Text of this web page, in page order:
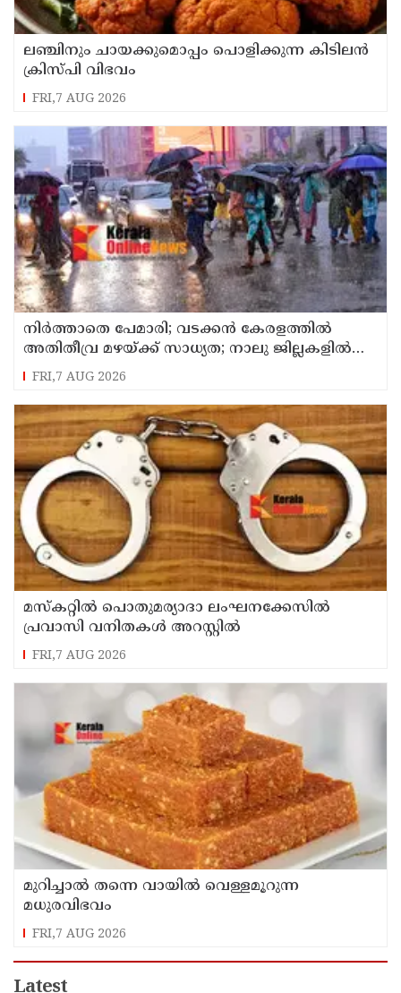
ലഞ്ചിനും ചായക്കുമൊപ്പം പൊളിക്കുന്ന കിടിലൻ
ക്രിസ്പി വിഭവം
FRI,7 AUG 2026
നിർത്താതെ പേമാരി; വടക്കന്‍ കേരളത്തില്‍
അതിതീവ്ര മഴയ്ക്ക് സാധ്യത; നാലു ജില്ലകളില്‍
റെഡ് അലര്‍ട്ട്
FRI,7 AUG 2026
മസ്‌കറ്റില്‍ പൊതുമര്യാദാ ലംഘനക്കേസില്‍
പ്രവാസി വനിതകള്‍ അറസ്റ്റില്‍
FRI,7 AUG 2026
മുറിച്ചാൽ തന്നെ വായിൽ വെള്ളമൂറുന്ന
മധുരവിഭവം
FRI,7 AUG 2026
Latest